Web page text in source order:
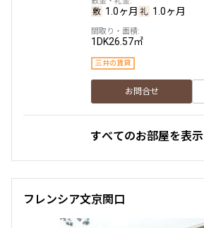
1.0ヶ月 1.0ヶ月
1DK26.57㎡
三井の賃貸
お問合せ
すべてのお部屋を表示
フレンシア文京関口